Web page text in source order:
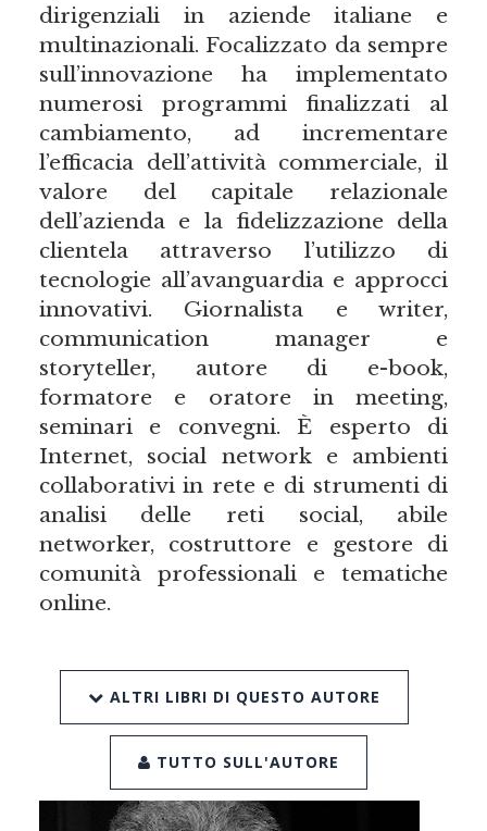
dirigenziali in aziende italiane e
multinazionali. Focalizzato da sempre
sull’innovazione ha implementato
numerosi programmi finalizzati al
cambiamento, ad incrementare
l’efficacia dell’attività commerciale, il
valore del capitale relazionale
dell’azienda e la fidelizzazione della
clientela attraverso l’utilizzo di
tecnologie all’avanguardia e approcci
innovativi. Giornalista e writer,
communication manager e
storyteller, autore di e-book,
formatore e oratore in meeting,
seminari e convegni. È esperto di
Internet, social network e ambienti
collaborativi in rete e di strumenti di
analisi delle reti social, abile
networker, costruttore e gestore di
comunità professionali e tematiche
online.
ALTRI LIBRI DI QUESTO AUTORE
TUTTO SULL'AUTORE